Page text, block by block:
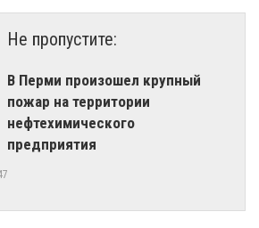
Не пропустите:
​В Перми произошел крупный
пожар на территории
нефтехимического
предприятия